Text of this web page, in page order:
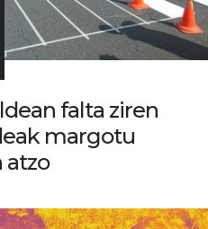
falta ziren
margotu
atzo